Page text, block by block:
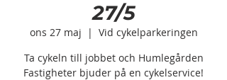
27/5
ons 27 maj
  |
Vid cykelparkeringen
Ta cykeln till jobbet och Humlegården
Fastigheter bjuder på en cykelservice!